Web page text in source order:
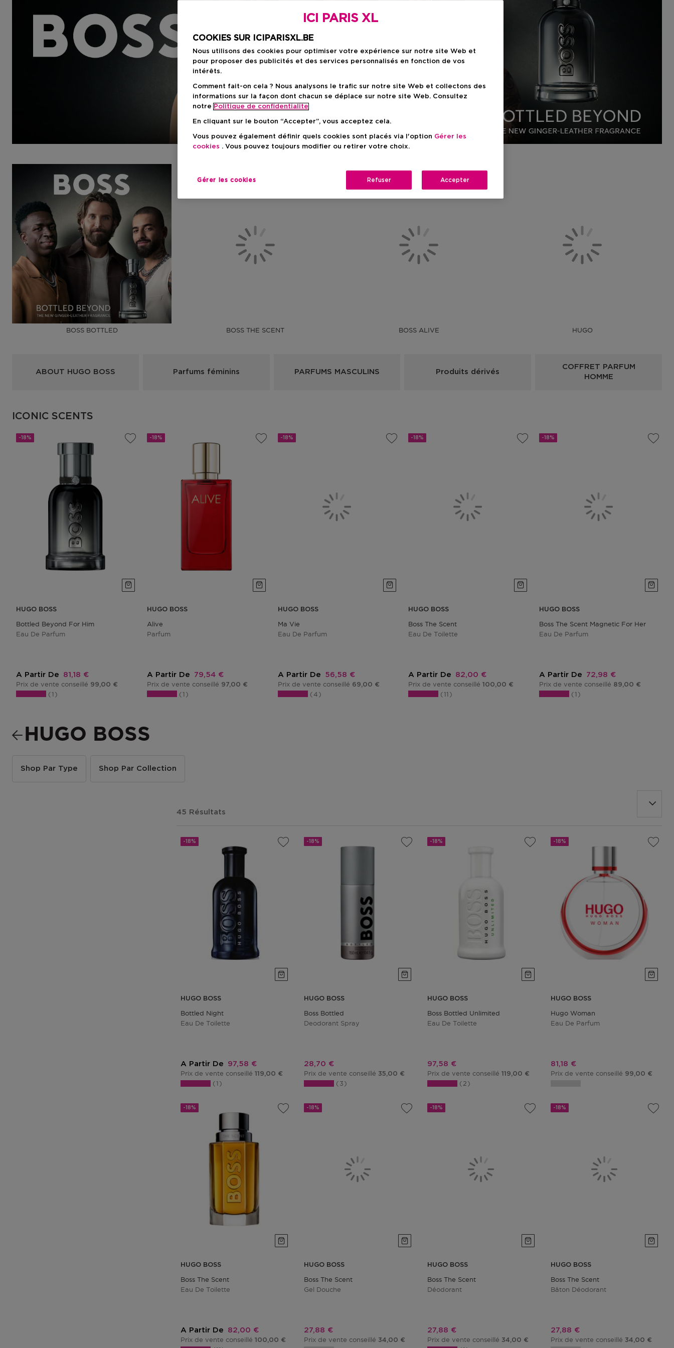
BOSS BOTTLED BOSS THE SCENT BOSS ALIVE HUGO
ABOUT HUGO BOSS Parfums féminins PARFUMS MASCULINS Produits dérivés
COFFRET PARFUM
HOMME
ICONIC SCENTS
-18%
HUGO BOSS
Bottled Beyond For Him
Eau De Parfum
A Partir De Prix promotionnel
81,18 €
Prix de vente conseillé 99,00 €
1
-18%
HUGO BOSS
Alive
Parfum
A Partir De Prix promotionnel
79,54 €
Prix de vente conseillé 97,00 €
1
-18%
HUGO BOSS
Ma Vie
Eau De Parfum
A Partir De Prix promotionnel
56,58 €
Prix de vente conseillé 69,00 €
4
-18%
HUGO BOSS
Boss The Scent
Eau De Toilette
A Partir De Prix promotionnel
82,00 €
Prix de vente conseillé100,00 €
11
-18%
HUGO BOSS
Boss The Scent Magnetic For Her
Eau De Parfum
A Partir De Prix promotionnel
72,98 €
Prix de vente conseillé 89,00 €
1
HUGO BOSS
Shop Par Type Shop Par Collection
45 Résultats
-18%
HUGO BOSS
Bottled Night
Eau De Toilette
A Partir De Prix promotionnel
97,58 €
Prix de vente conseillé 119,00 €
1
-18%
HUGO BOSS
Boss Bottled
Deodorant Spray
Prix promotionnel
28,70 €
Prix de vente conseillé 35,00 €
3
-18%
HUGO BOSS
Boss Bottled Unlimited
Eau De Toilette
Prix promotionnel
97,58 €
Prix de vente conseillé 119,00 €
2
-18%
HUGO BOSS
Hugo Woman
Eau De Parfum
Prix promotionnel
81,18 €
Prix de vente conseillé 99,00 €
-18%
HUGO BOSS
Boss The Scent
Eau De Toilette
A Partir De Prix promotionnel
82,00 €
Prix de vente conseillé 100,00 €
-18%
HUGO BOSS
Boss The Scent
Gel Douche
Prix promotionnel
27,88 €
Prix de vente conseillé 34,00 €
-18%
HUGO BOSS
Boss The Scent
Déodorant
Prix promotionnel
27,88 €
Prix de vente conseillé 34,00 €
-18%
HUGO BOSS
Boss The Scent
Bâton Déodorant
Prix promotionnel
27,88 €
Prix de vente conseillé 34,00 €
ICI PARIS XL
COOKIES SUR ICIPARISXL.BE
Nous utilisons des cookies pour optimiser votre expérience sur notre site Web et
pour proposer des publicités et des services personnalisés en fonction de vos
intérêts.
Comment fait-on cela ? Nous analysons le trafic sur notre site Web et collectons des
informations sur la façon dont chacun se déplace sur notre site Web. Consultez
notre Politique de confidentialite
En cliquant sur le bouton “Accepter”, vous acceptez cela.
Vous pouvez également définir quels cookies sont placés via l'option Gérer les
cookies . Vous pouvez toujours modifier ou retirer votre choix.
Gérer les cookies Refuser Accepter